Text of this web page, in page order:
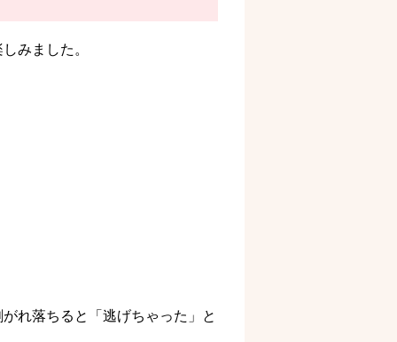
みました。
れ落ちると「逃げちゃった」と